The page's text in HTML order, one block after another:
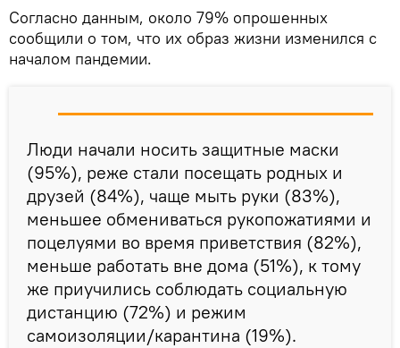
Согласно данным, около 79% опрошенных
сообщили о том, что их образ жизни изменился с
началом пандемии.
Люди начали носить защитные маски
(95%), реже стали посещать родных и
друзей (84%), чаще мыть руки (83%),
меньшее обмениваться рукопожатиями и
поцелуями во время приветствия (82%),
меньше работать вне дома (51%), к тому
же приучились соблюдать социальную
дистанцию (72%) и режим
самоизоляции/карантина (19%).